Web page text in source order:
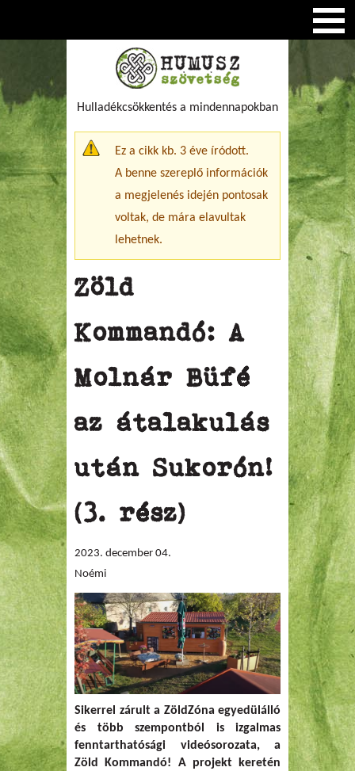
Hulladékcsökkentés a mindennapokban
Figyelmeztető üzenet
Ez a cikk kb. 3 éve íródott.
A benne szereplő információk
a megjelenés idején pontosak
voltak, de mára elavultak
lehetnek.
Zöld
Kommandó: A
Molnár Büfé
az átalakulás
után Sukorón!
(3. rész)
2023. december 04.
Noémi
Sikerrel zárult a ZöldZóna egyedülálló
és több szempontból is izgalmas
fenntarthatósági videósorozata, a
Zöld Kommandó! A projekt keretén